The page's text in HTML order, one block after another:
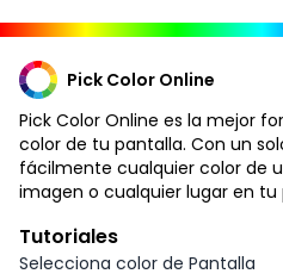
Pick Color Online
Pick Color Online es la mejor
color de tu pantalla. Con un
fácilmente cualquier color de
imagen o cualquier lugar en tu
Tutoriales
Selecciona color de Pantalla